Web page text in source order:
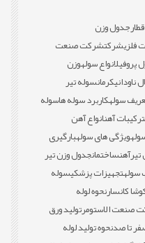
جدول وزن
فلزیشرکتشرکت صنعت
پروفیلانواع سولهوزن
ناودانیکرمانسوله تیر
سولهکاربرد سوله هاسوله
ترکیبات آهنانواع آهن
ویژگی های سولهبارگیری
ساختمانجدول وزن تیر
تجهیزات پزشکیسوله
کانسارنحوه لوله
صنعت الاستومرتولید ورق
تا صدنحوه تولید لوله